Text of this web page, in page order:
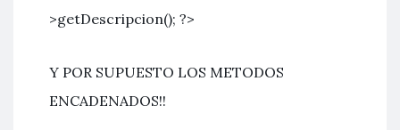
>getDescripcion(); ?>
Y POR SUPUESTO LOS METODOS
ENCADENADOS!!